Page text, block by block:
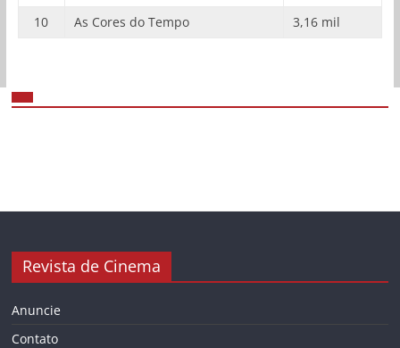
10
As Cores do Tempo 3,16 mil
Revista de Cinema
Anuncie
Contato